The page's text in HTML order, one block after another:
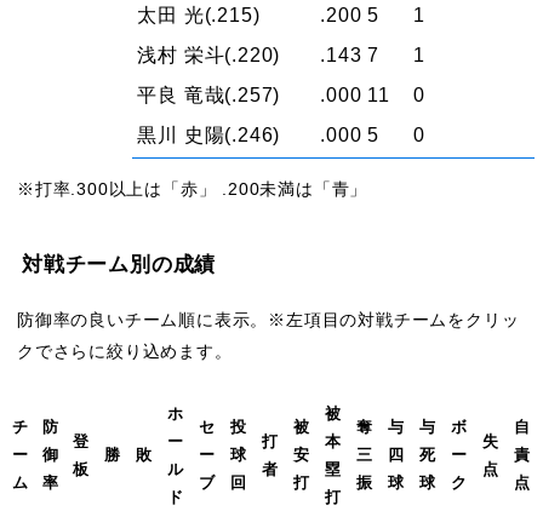
太田 光(.215) .200 5
1
浅村 栄斗(.220) .143 7
1
平良 竜哉(.257) .000 11
0
黒川 史陽(.246) .000 5 0
※打率.300以上は「赤」 .200未満は「青」
対戦チーム別の成績
防御率の良いチーム順に表示。※左項目の対戦チームをクリッ
クでさらに絞り込めます。
チ
ー
ム
防
御
率
登
板
勝 敗
ホ
ー
ル
ド
セ
ー
ブ
投
球
回
打
者
被
安
打
被
本
塁
打
奪
三
振
与
四
球
与
死
球
ボ
ー
ク
失
点
自
責
点